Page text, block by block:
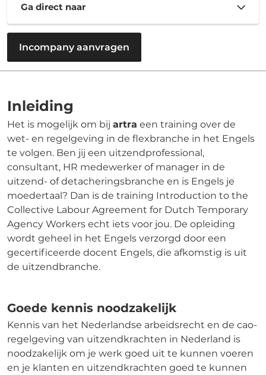
Ga direct naar
Incompany aanvragen
Inleiding
Het is mogelijk om bij artra een training over de
wet- en regelgeving in de flexbranche in het Engels
te volgen. Ben jij een uitzendprofessional,
consultant, HR medewerker of manager in de
uitzend- of detacheringsbranche en is Engels je
moedertaal? Dan is de training Introduction to the
Collective Labour Agreement for Dutch Temporary
Agency Workers echt iets voor jou. De opleiding
wordt geheel in het Engels verzorgd door een
gecertificeerde docent Engels, die afkomstig is uit
de uitzendbranche.
Goede kennis noodzakelijk
Kennis van het Nederlandse arbeidsrecht en de cao-
regelgeving van uitzendkrachten in Nederland is
noodzakelijk om je werk goed uit te kunnen voeren
en je klanten en uitzendkrachten goed te kunnen